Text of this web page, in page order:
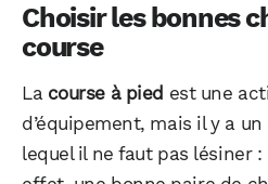
Choisir les bonnes
course
La course à pied est une
d’équipement, mais il y a
lequel il ne faut pas lésiner :